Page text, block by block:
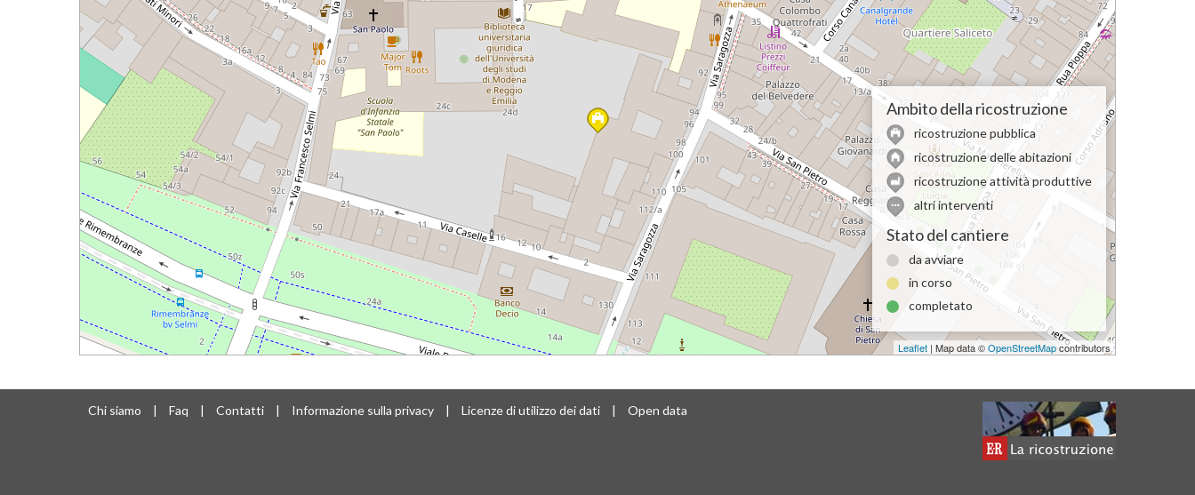
Ambito della ricostruzione
ricostruzione pubblica
ricostruzione delle abitazioni
ricostruzione attività produttive
altri interventi
Stato del cantiere
da avviare
in corso
completato
Leaflet | Map data ©OpenStreetMapcontributors
Chi siamo | Faq | Contatti | Informazione sulla privacy | Licenze di utilizzo dei dati | Open data